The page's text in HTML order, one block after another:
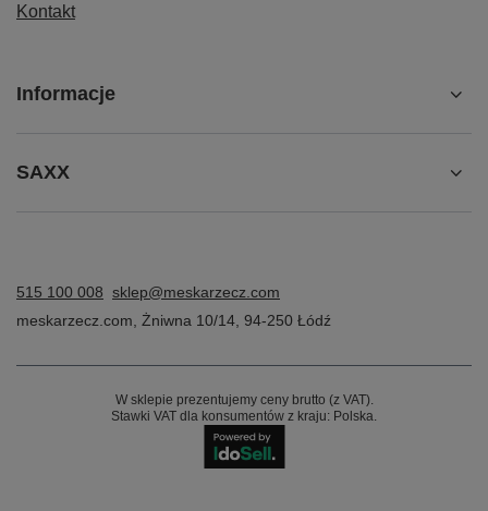
Kontakt
Informacje
SAXX
515 100 008 sklep@meskarzecz.com
meskarzecz.com, Żniwna 10/14, 94-250 Łódź
W sklepie prezentujemy ceny brutto (z VAT).
Stawki VAT dla konsumentów z kraju: Polska.